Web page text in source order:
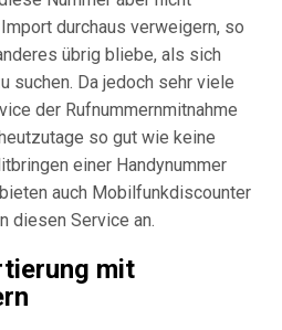
durchaus verweigern, so
übrig bliebe, als sich
suchen. Da jedoch sehr viele
der Rufnummernmitnahme
so gut wie keine
einer Handynummer
auch Mobilfunkdiscounter
diesen Service an.
mit